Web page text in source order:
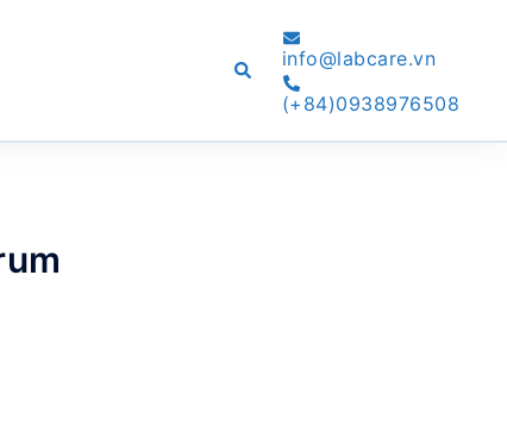
Searchinfo@labcare.vn
(+84)0938976508